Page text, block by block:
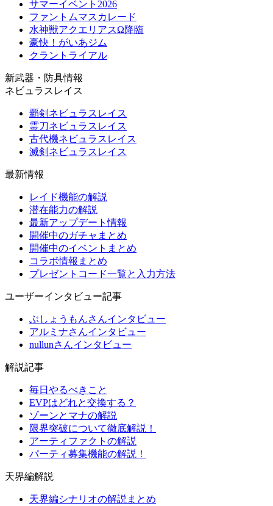
サマーイベント2026
ファントムマスカレード
水神獣アクエリアスΩ降臨
豪快！がいあジム
クラントライアル
新武器・防具情報
ネビュラスレイス
覇剣ネビュラスレイス
霊刀ネビュラスレイス
古代機ネビュラスレイス
滅剣ネビュラスレイス
最新情報
レイド機能の解説
潜在能力の解説
最新アップデート情報
開催中のガチャまとめ
開催中のイベントまとめ
コラボ情報まとめ
プレゼントコード一覧と入力方法
ユーザーインタビュー記事
ぶしょうもんさんインタビュー
アルミナさんインタビュー
nullunさんインタビュー
解説記事
毎日やるべきこと
EVPはどれと交換する？
ゾーンとマナの解説
限界突破について徹底解説！
アーティファクトの解説
パーティ募集機能の解説！
天界編解説
天界編シナリオの解説まとめ